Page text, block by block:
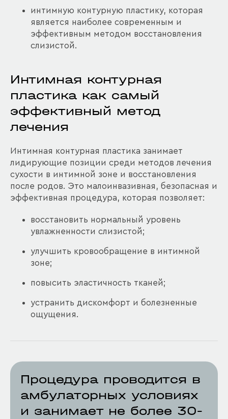
интимную контурную пластику, которая
является наиболее современным и
эффективным методом восстановления
слизистой.
Интимная контурная
пластика как самый
эффективный метод
лечения
Интимная контурная пластика занимает
лидирующие позиции среди методов лечения
сухости в интимной зоне и восстановления
после родов. Это малоинвазивная, безопасная и
эффективная процедура, которая позволяет:
восстановить нормальный уровень
увлажненности слизистой;
улучшить кровообращение в интимной
зоне;
повысить эластичность тканей;
устранить дискомфорт и болезненные
ощущения.
Процедура проводится в
амбулаторных условиях
и занимает не более 30-